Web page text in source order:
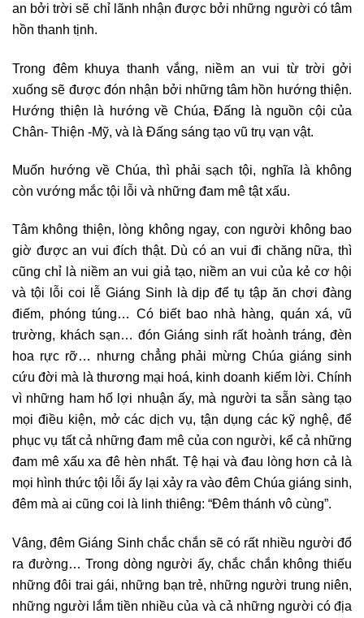
an bởi trời sẽ chỉ lãnh nhận được bởi những người có tâm
hồn thanh tịnh.
Trong đêm khuya thanh vắng, niềm an vui từ trời gởi
xuống sẽ được đón nhận bởi những tâm hồn hướng thiện.
Hướng thiện là hướng về Chúa, Đấng là nguồn cội của
Chân- Thiện -Mỹ, và là Đấng sáng tạo vũ trụ vạn vật.
Muốn hướng về Chúa, thì phải sạch tội, nghĩa là không
còn vướng mắc tội lỗi và những đam mê tật xấu.
Tâm không thiện, lòng không ngay, con người không bao
giờ được an vui đích thật. Dù có an vui đi chăng nữa, thì
cũng chỉ là niềm an vui giả tạo, niềm an vui của kẻ cơ hội
và tội lỗi coi lễ Giáng Sinh là dịp để tụ tập ăn chơi đàng
điếm, phóng túng… Có biết bao nhà hàng, quán xá, vũ
trường, khách sạn… đón Giáng sinh rất hoành tráng, đèn
hoa rực rỡ… nhưng chẳng phải mừng Chúa giáng sinh
cứu đời mà là thương mại hoá, kinh doanh kiếm lời. Chính
vì những ham hố lợi nhuận ấy, mà người ta sẵn sàng tạo
mọi điều kiện, mở các dịch vụ, tận dụng các kỹ nghệ, để
phục vụ tất cả những đam mê của con người, kể cả những
đam mê xấu xa đê hèn nhất. Tệ hại và đau lòng hơn cả là
mọi hình thức tội lỗi ấy lại xảy ra vào đêm Chúa giáng sinh,
đêm mà ai cũng coi là linh thiêng: “Đêm thánh vô cùng”.
Vâng, đêm Giáng Sinh chắc chắn sẽ có rất nhiều người đổ
ra đường… Trong dòng người ấy, chắc chắn không thiếu
những đôi trai gái, những bạn trẻ, những người trung niên,
những người lắm tiền nhiều của và cả những người có địa